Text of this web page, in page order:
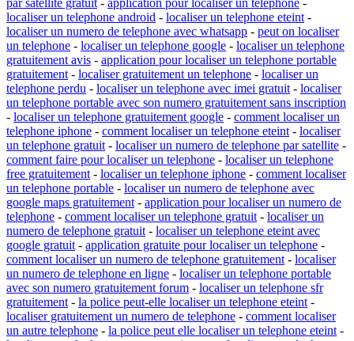
localiser un telephone android - localiser un telephone eteint -
localiser un numero de telephone avec whatsapp - peut on localiser
un telephone - localiser un telephone google - localiser un telephone
gratuitement avis - application pour localiser un telephone portable
gratuitement - localiser gratuitement un telephone - localiser un
telephone perdu - localiser un telephone avec imei gratuit - localiser
un telephone portable avec son numero gratuitement sans inscription
- localiser un telephone gratuitement google - comment localiser un
telephone iphone - comment localiser un telephone eteint - localiser
un telephone gratuit - localiser un numero de telephone par satellite -
comment faire pour localiser un telephone - localiser un telephone
free gratuitement - localiser un telephone iphone - comment localiser
un telephone portable - localiser un numero de telephone avec
google maps gratuitement - application pour localiser un numero de
telephone - comment localiser un telephone gratuit - localiser un
numero de telephone gratuit - localiser un telephone eteint avec
google gratuit - application gratuite pour localiser un telephone -
comment localiser un numero de telephone gratuitement - localiser
un numero de telephone en ligne - localiser un telephone portable
avec son numero gratuitement forum - localiser un telephone sfr
gratuitement - la police peut-elle localiser un telephone eteint -
localiser gratuitement un numero de telephone - comment localiser
un autre telephone - la police peut elle localiser un telephone eteint -